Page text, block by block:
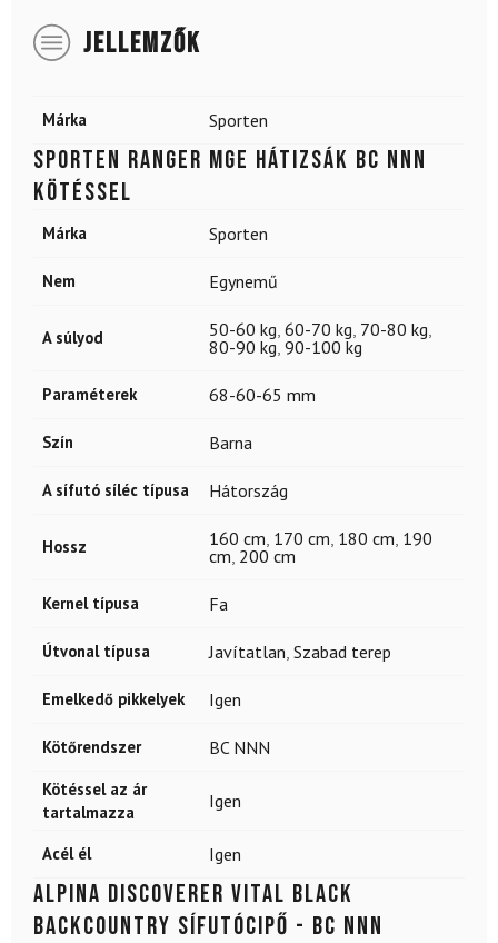
JELLEMZŐK
Márka Sporten
SPORTEN Ranger MgE hátizsák BC NNN
kötéssel
Márka Sporten
Nem Egynemű
A súlyod 50-60 kg 60-70 kg 70-80 kg
80-90 kg 90-100 kg
Paraméterek 68-60-65 mm
Szín Barna
A sífutó síléc típusa Hátország
Hossz 160 cm 170 cm 180 cm 190
cm 200 cm
Kernel típusa Fa
Útvonal típusa Javítatlan Szabad terep
Emelkedő pikkelyek Igen
Kötőrendszer BC NNN
Kötéssel az ár
tartalmazza
Igen
Acél él Igen
ALPINA Discoverer Vital Black
backcountry sífutócipő - BC NNN